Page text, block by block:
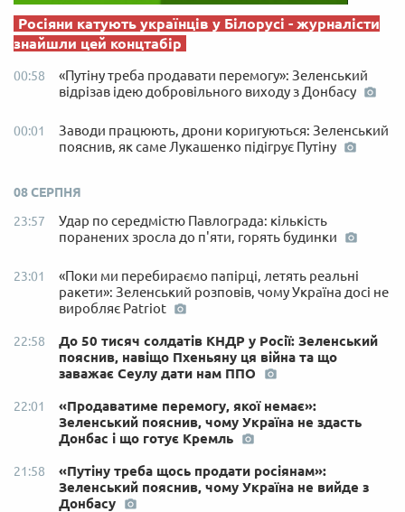
Росіяни катують українців у Білорусі - журналісти
знайшли цей концтабір
00:58
«Путіну треба продавати перемогу»: Зеленський
відрізав ідею добровільного виходу з Донбасу
00:01
Заводи працюють, дрони коригуються: Зеленський
пояснив, як саме Лукашенко підігрує Путіну
08 СЕРПНЯ
23:57
Удар по середмістю Павлограда: кількість
поранених зросла до п'яти, горять будинки
23:01
«Поки ми перебираємо папірці, летять реальні
ракети»: Зеленський розповів, чому Україна досі не
виробляє Patriot
22:58
До 50 тисяч солдатів КНДР у Росії: Зеленський
пояснив, навіщо Пхеньяну ця війна та що
заважає Сеулу дати нам ППО
22:01
«Продаватиме перемогу, якої немає»:
Зеленський пояснив, чому Україна не здасть
Донбас і що готує Кремль
21:58
«Путіну треба щось продати росіянам»:
Зеленський пояснив, чому Україна не вийде з
Донбасу